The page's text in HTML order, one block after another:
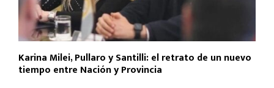
Karina Milei, Pullaro y Santilli: el retrato de un nuevo
tiempo entre Nación y Provincia